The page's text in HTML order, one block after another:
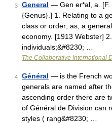
3 General — Gen er*al, a. [F.
{Genus}.] 1. Relating to a
class or order; as, a
economy. [1913 Webster]
individuals;&#8230; …
The Collaborative International
4 Général — is the French
generals are named after
ascending order there are
of Général de Division can
styles ( rang&#8230; …